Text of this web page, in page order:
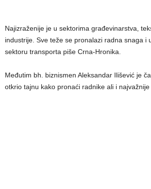
Najizraženije je u sektorima građevinarstva,
industrije. Sve teže se pronalazi radna snaga i
sektoru transporta piše Crna-Hronika.
Međutim bh. biznismen Aleksandar Ilišević je
otkrio tajnu kako pronaći radnike ali i najvažnije